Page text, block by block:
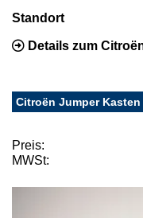
Standort
Details zum
Citroën Jumper
Preis:
MWSt: